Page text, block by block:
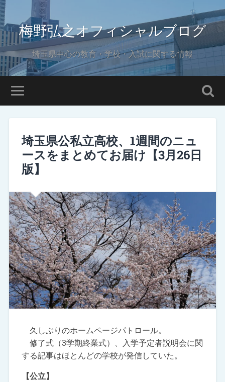
梅野弘之オフィシャルブログ
埼玉県中心の教育・学校・入試に関する情報
埼玉県公私立高校、1週間のニュ
ースをまとめてお届け【3月26日
版】
久しぶりのホームページパトロール。
修了式（3学期終業式）、入学予定者説明会に関
する記事はほとんどの学校が発信していた。
【公立】